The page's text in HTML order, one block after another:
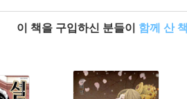
이 책을 구입하신 분들이 함께 산 책